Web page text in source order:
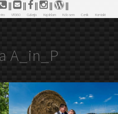
|| || || || ||
VR360 Galerija Kaj delam Kdo sem Cenik Kontakt
A_in_P